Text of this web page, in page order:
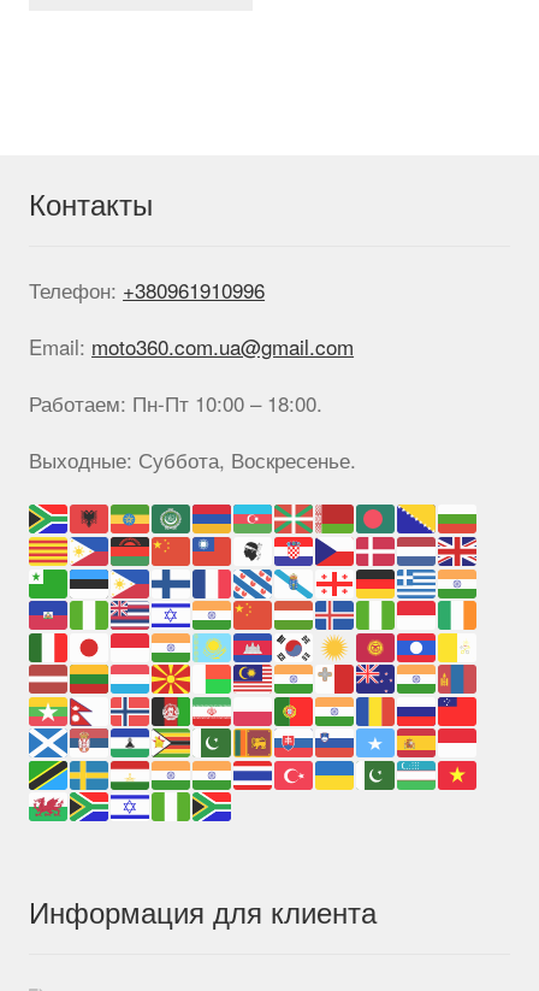
Контакты
Телефон: +380961910996
Email: moto360.com.ua@gmail.com
Работаем: Пн-Пт 10:00 – 18:00.
Выходные: Суббота, Воскресенье.
Информация для клиента